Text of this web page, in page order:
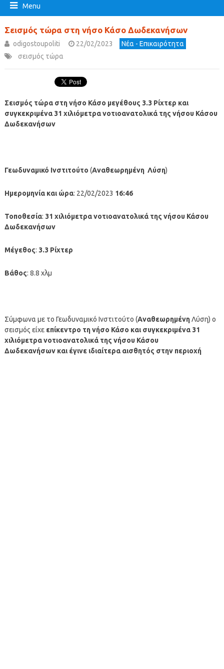
Menu
Σεισμός τώρα στη νήσο Κάσο Δωδεκανήσων
odigostoupoliti 22/02/2023
Νέα - Επικαιρότητα
σεισμός τώρα
Σεισμός τώρα στη νήσο Κάσο μεγέθους 3.3 Ρίχτερ και
συγκεκριμένα 31 χιλιόμετρα νοτιοανατολικάτης νήσου Κάσου
Δωδεκανήσων
Γεωδυναμικό Ινστιτούτο (Αναθεωρημένη Λύση)
Ημερομηνία και ώρα: 22/02/2023 16:46
Τοποθεσία: 31 χιλιόμετρα νοτιοανατολικάτης νήσου Κάσου
Δωδεκανήσων
Μέγεθος: 3.3 Ρίχτερ
Βάθος: 8.8 χλμ
Σύμφωνα με το Γεωδυναμικό Ινστιτούτο (ΑναθεωρημένηΛύση) ο
σεισμός είχε επίκεντρο τη νήσο Κάσο και συγκεκριμένα 31
χιλιόμετρα νοτιοανατολικά της νήσου Κάσου
Δωδεκανήσων και έγινε ιδιαίτερα αισθητός στην περιοχή